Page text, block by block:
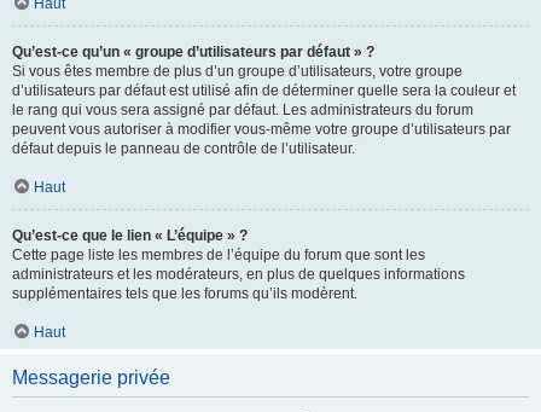
Haut
Qu’est-ce qu’un « groupe d’utilisateurs par défaut » ?
Si vous êtes membre de plus d’un groupe d’utilisateurs, votre groupe
d’utilisateurs par défaut est utilisé afin de déterminer quelle sera la couleur et
le rang qui vous sera assigné par défaut. Les administrateurs du forum
peuvent vous autoriser à modifier vous-même votre groupe d’utilisateurs par
défaut depuis le panneau de contrôle de l’utilisateur.
Haut
Qu’est-ce que le lien « L’équipe » ?
Cette page liste les membres de l’équipe du forum que sont les
administrateurs et les modérateurs, en plus de quelques informations
supplémentaires tels que les forums qu’ils modèrent.
Haut
Messagerie privée